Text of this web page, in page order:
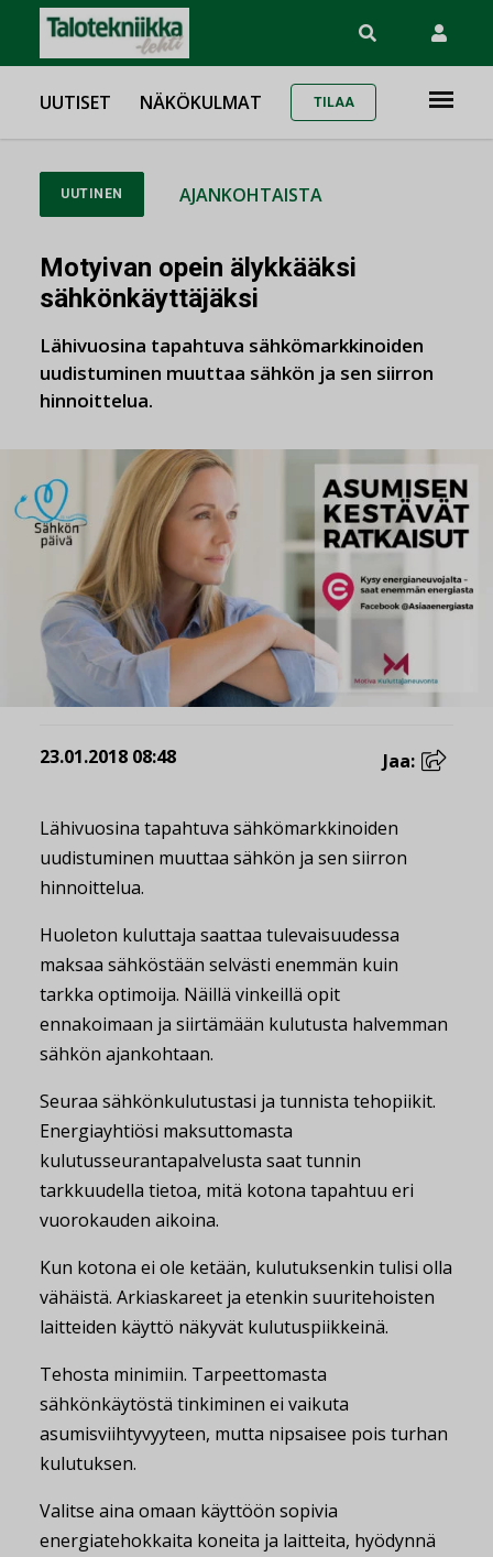
UUTISET NÄKÖKULMAT TILAA
UUTINEN AJANKOHTAISTA
Motyivan opein älykkääksi
sähkönkäyttäjäksi
Lähivuosina tapahtuva sähkömarkkinoiden
uudistuminen muuttaa sähkön ja sen siirron
hinnoittelua.
23.01.2018 08:48 Jaa:
Lähivuosina tapahtuva sähkömarkkinoiden
uudistuminen muuttaa sähkön ja sen siirron
hinnoittelua.
Huoleton kuluttaja saattaa tulevaisuudessa
maksaa sähköstään selvästi enemmän kuin
tarkka optimoija. Näillä vinkeillä opit
ennakoimaan ja siirtämään kulutusta halvemman
sähkön ajankohtaan.
Seuraa sähkönkulutustasi ja tunnista tehopiikit.
Energiayhtiösi maksuttomasta
kulutusseurantapalvelusta saat tunnin
tarkkuudella tietoa, mitä kotona tapahtuu eri
vuorokauden aikoina.
Kun kotona ei ole ketään, kulutuksenkin tulisi olla
vähäistä. Arkiaskareet ja etenkin suuritehoisten
laitteiden käyttö näkyvät kulutuspiikkeinä.
Tehosta minimiin. Tarpeettomasta
sähkönkäytöstä tinkiminen ei vaikuta
asumisviihtyvyyteen, mutta nipsaisee pois turhan
kulutuksen.
Valitse aina omaan käyttöön sopivia
energiatehokkaita koneita ja laitteita, hyödynnä